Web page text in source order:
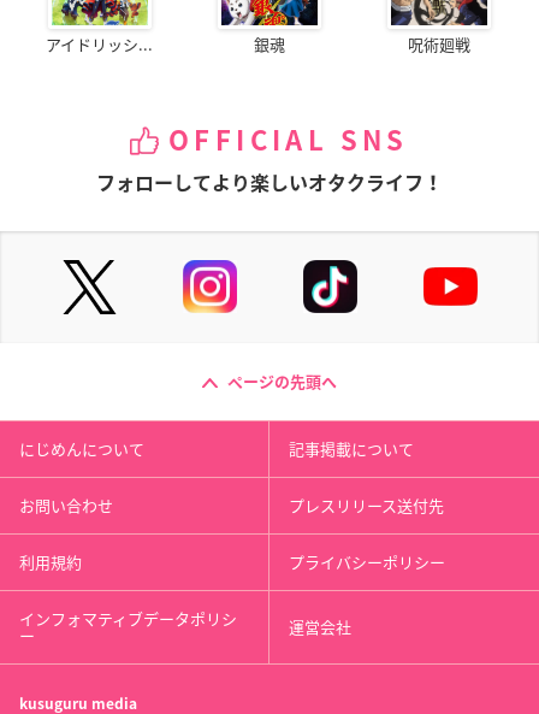
アイドリッシ... 銀魂 呪術廻戦
OFFICIAL SNS
フォローしてより楽しいオタクライフ！
ページの先頭へ
にじめんについて 記事掲載について
お問い合わせ プレスリリース送付先
利用規約 プライバシーポリシー
インフォマティブデータポリシ
ー 運営会社
kusuguru media